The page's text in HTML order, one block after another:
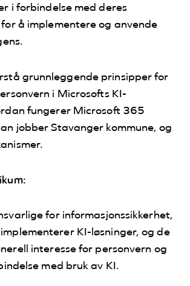
i forbindelse med deres
å implementere og anvende
grunnleggende prinsipper for
i Microsofts KI-
fungerer Microsoft 365
jobber Stavanger kommune, og
for informasjonssikkerhet,
KI-løsninger, og de
interesse for personvern og
med bruk av KI.